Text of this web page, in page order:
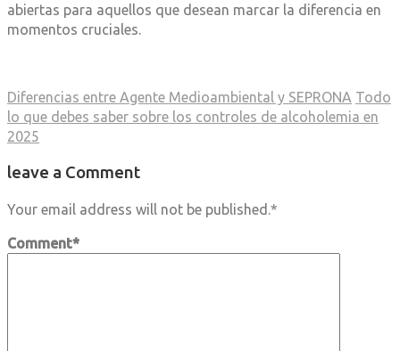
abiertas para aquellos que desean marcar la diferencia en
momentos cruciales.​
Diferencias entre Agente Medioambiental y SEPRONA Todo
lo que debes saber sobre los controles de alcoholemia en
2025
leave a Comment
Your email address will not be published. *
Comment*